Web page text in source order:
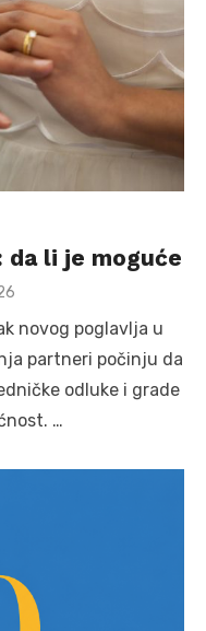
da li je moguće
novog poglavlja u
partneri počinju da
odluke i grade
…